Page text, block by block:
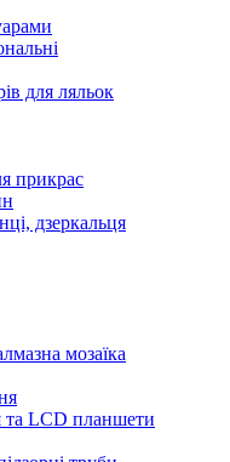
для ляльок
прикрас
дзеркальця
мозаїка
LCD планшети